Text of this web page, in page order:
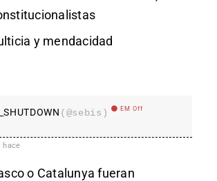
y mendacidad
(@sebis) EM Off
hace
o Catalunya fueran